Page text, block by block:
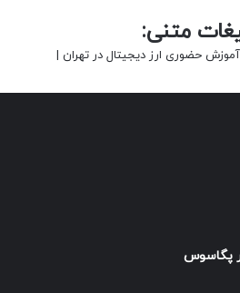
متنی:
آموزش حضوری ارز دیجیتال در تهران |
پگاسوس